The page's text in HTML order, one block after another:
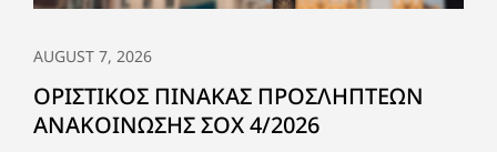
AUGUST 7, 2026
ΟΡΙΣΤΙΚΟΣ ΠΙΝΑΚΑΣ ΠΡΟΣΛΗΠΤΕΩΝ
ΑΝΑΚΟΙΝΩΣΗΣ ΣΟΧ 4/2026